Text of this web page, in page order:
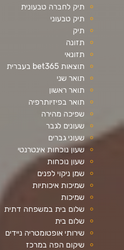
תיק לחברה טבעונית
תיק טבעוני
תיק
תזונה
תזונאי
תוצאות bet365 בעברית
תואר שני
תואר ראשון
תואר בפיזיותרפיה
שפיכה מהירה
שעונים לגבר
שעוני גברים
שעון נוכחות אינטרנטי
שעון נוכחות
שמן ניקוי לפנים
שמיכות איכותיות
שמיכות
שלום בית במשפחה דתית
שלום בית
שירותי אופטומטריה ניידים
שיקום הפה במרכז